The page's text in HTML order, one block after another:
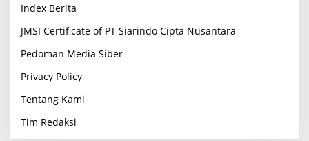
Index Berita
JMSI Certificate of PT Siarindo Cipta Nusantara
Pedoman Media Siber
Privacy Policy
Tentang Kami
Tim Redaksi